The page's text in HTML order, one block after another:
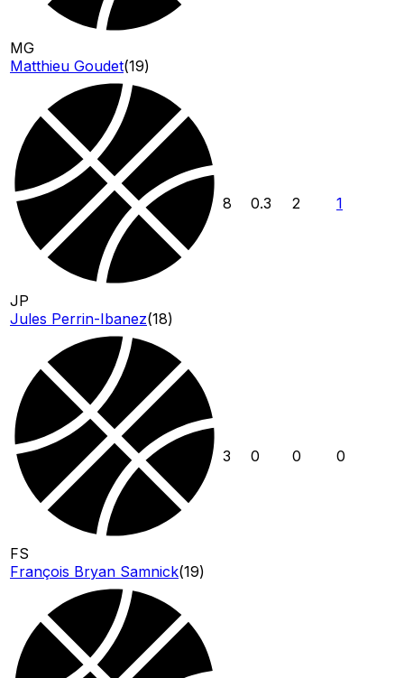
MG
Matthieu Goudet(19)
JP
Jules Perrin-Ibanez(18)
8 0.3 2 1
FS
François Bryan Samnick(19)
3 0 0 0